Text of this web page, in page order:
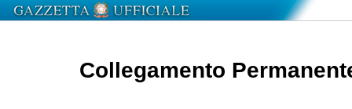
Collegamento